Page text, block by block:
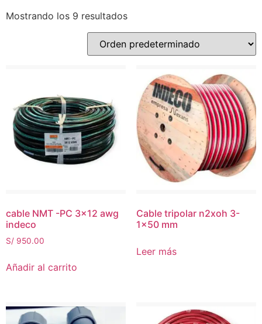
Mostrando los 9 resultados
cable NMT -PC 3×12 awg
indeco
S/ 950.00
Añadir al carrito
Cable tripolar n2xoh 3-
1×50 mm
Leer más